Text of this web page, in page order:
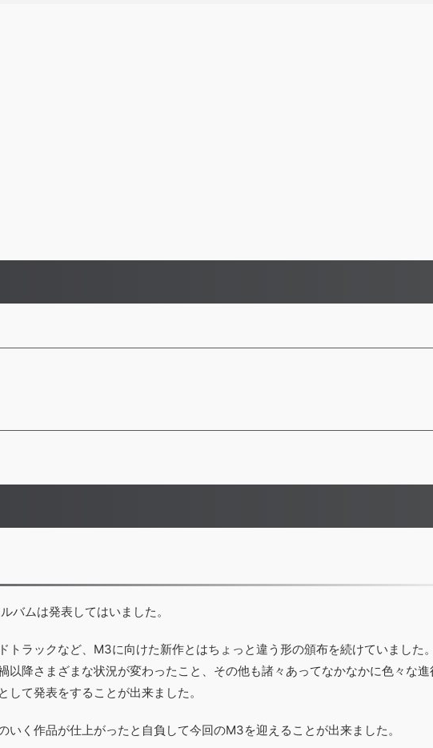
ムは発表してはいました。
ラックなど、M3に向けた新作とはちょっと違う形の頒布を続けていました。
以降さまざまな状況が変わったこと、その他も諸々あってなかなかに色々な
て発表をすることが出来ました。
く作品が仕上がったと自負して今回のM3を迎えることが出来ました。